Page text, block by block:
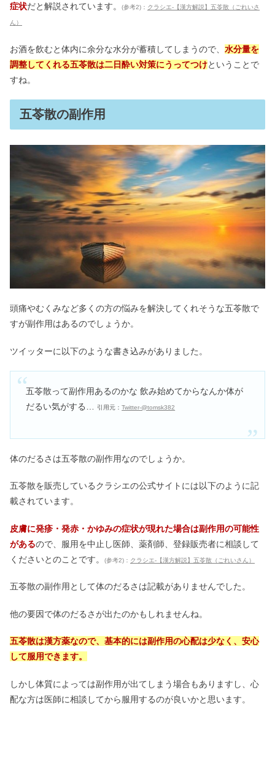
症状だと解説されています。 (参考2)： クラシエ-【漢方解説】五苓散（ごれいさ
ん）
お酒を飲むと体内に余分な水分が蓄積してしまうので、 水分量を
調整してくれる五苓散は二日酔い対策にうってつけということで
すね。
五苓散の副作用
頭痛やむくみなど多くの方の悩みを解決してくれそうな五苓散で
すが副作用はあるのでしょうか。
ツイッターに以下のような書き込みがありました。
五苓散って副作用あるのかな 飲み始めてからなんか体が
だるい気がする…
引用元：Twitter-@tomsk382
体のだるさは五苓散の副作用なのでしょうか。
五苓散を販売しているクラシエの公式サイトには以下のように記
載されています。
皮膚に発疹・発赤・かゆみの症状が現れた場合は副作用の可能性
があるので、服用を中止し医師、薬剤師、登録販売者に相談して
くださいとのことです。
(参考2)： クラシエ-【漢方解説】五苓散（ごれいさん）
五苓散の副作用として体のだるさは記載がありませんでした。
他の要因で体のだるさが出たのかもしれませんね。
五苓散は漢方薬なので、基本的には副作用の心配は少なく、安心
して服用できます。
しかし体質によっては副作用が出てしまう場合もありますし、心
配な方は医師に相談してから服用するのが良いかと思います。